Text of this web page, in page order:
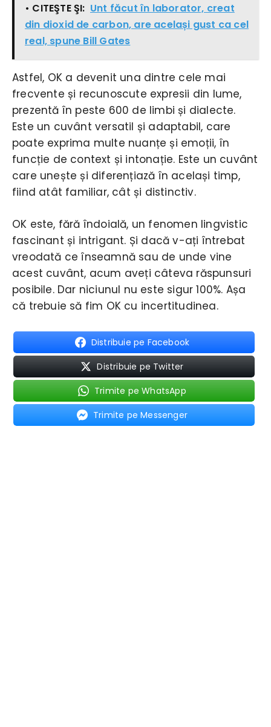
• CITEŞTE ŞI: Unt făcut în laborator, creat
din dioxid de carbon, are același gust ca cel
real, spune Bill Gates
Astfel, OK a devenit una dintre cele mai
frecvente și recunoscute expresii din lume,
prezentă în peste 600 de limbi și dialecte.
Este un cuvânt versatil și adaptabil, care
poate exprima multe nuanțe și emoții, în
funcție de context și intonație. Este un cuvânt
care unește și diferențiază în același timp,
fiind atât familiar, cât și distinctiv.
OK este, fără îndoială, un fenomen lingvistic
fascinant și intrigant. Și dacă v-ați întrebat
vreodată ce înseamnă sau de unde vine
acest cuvânt, acum aveți câteva răspunsuri
posibile. Dar niciunul nu este sigur 100%. Așa
că trebuie să fim OK cu incertitudinea.
Distribuie pe Facebook
Distribuie pe Twitter
Trimite pe WhatsApp
Trimite pe Messenger